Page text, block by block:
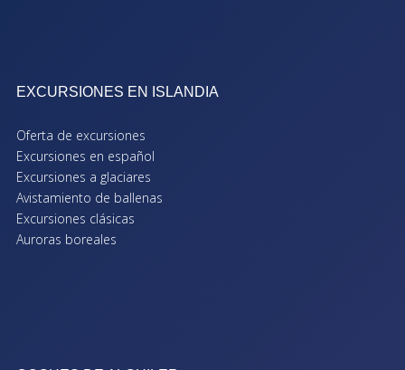
EXCURSIONES EN ISLANDIA
Oferta de excursiones
Excursiones en español
Excursiones a glaciares
Avistamiento de ballenas
Excursiones clásicas
Auroras boreales